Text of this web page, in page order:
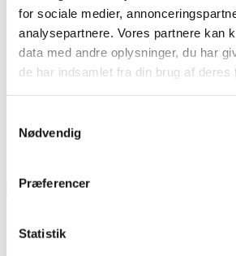
for sociale medier,
analysepartnere. Vores partnere kan
data med andre oplysninger, du har
de har indsamlet fra din brug af deres
Nødvendig
Præferencer
Statistik
RoHS
Download (144.43KB)
Skriv produktanmeldelse
Dartskive elektronisk i dartskab med